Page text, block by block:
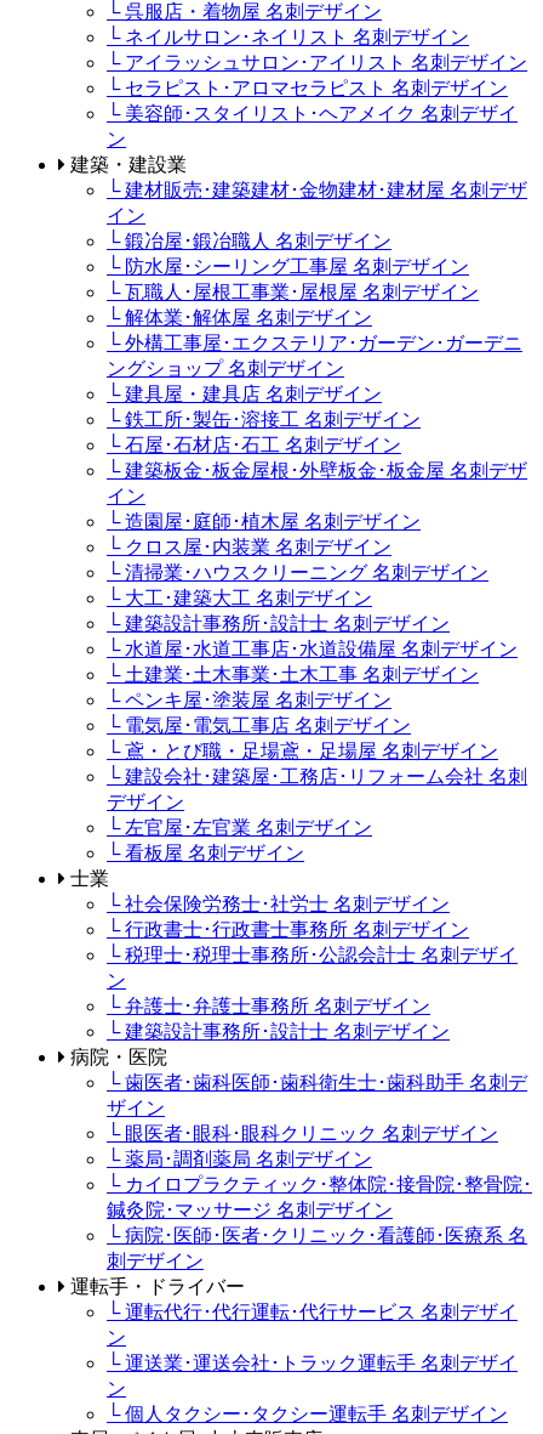
└ 呉服店・着物屋 名刺デザイン
└ ネイルサロン･ネイリスト 名刺デザイン
└ アイラッシュサロン･アイリスト 名刺デザイン
└ セラピスト･アロマセラピスト 名刺デザイン
└ 美容師･スタイリスト･ヘアメイク 名刺デザイ
ン
建築・建設業
└ 建材販売･建築建材･金物建材･建材屋 名刺デザ
イン
└ 鍛冶屋･鍛冶職人 名刺デザイン
└ 防水屋･シーリング工事屋 名刺デザイン
└ 瓦職人･屋根工事業･屋根屋 名刺デザイン
└ 解体業･解体屋 名刺デザイン
└ 外構工事屋･エクステリア･ガーデン･ガーデニ
ングショップ 名刺デザイン
└ 建具屋・建具店 名刺デザイン
└ 鉄工所･製缶･溶接工 名刺デザイン
└ 石屋･石材店･石工 名刺デザイン
└ 建築板金･板金屋根･外壁板金･板金屋 名刺デザ
イン
└ 造園屋･庭師･植木屋 名刺デザイン
└ クロス屋･内装業 名刺デザイン
└ 清掃業･ハウスクリーニング 名刺デザイン
└ 大工･建築大工 名刺デザイン
└ 建築設計事務所･設計士 名刺デザイン
└ 水道屋･水道工事店･水道設備屋 名刺デザイン
└ 土建業･土木事業･土木工事 名刺デザイン
└ ペンキ屋･塗装屋 名刺デザイン
└ 電気屋･電気工事店 名刺デザイン
└ 鳶・とび職・足場鳶・足場屋 名刺デザイン
└ 建設会社･建築屋･工務店･リフォーム会社 名刺
デザイン
└ 左官屋･左官業 名刺デザイン
└ 看板屋 名刺デザイン
士業
└ 社会保険労務士･社労士 名刺デザイン
└ 行政書士･行政書士事務所 名刺デザイン
└ 税理士･税理士事務所･公認会計士 名刺デザイ
ン
└ 弁護士･弁護士事務所 名刺デザイン
└ 建築設計事務所･設計士 名刺デザイン
病院・医院
└ 歯医者･歯科医師･歯科衛生士･歯科助手 名刺デ
ザイン
└ 眼医者･眼科･眼科クリニック 名刺デザイン
└ 薬局･調剤薬局 名刺デザイン
└ カイロプラクティック･整体院･接骨院･整骨院･
鍼灸院･マッサージ 名刺デザイン
└ 病院･医師･医者･クリニック･看護師･医療系 名
刺デザイン
運転手・ドライバー
└ 運転代行･代行運転･代行サービス 名刺デザイ
ン
└ 運送業･運送会社･トラック運転手 名刺デザイ
ン
└ 個人タクシー･タクシー運転手 名刺デザイン